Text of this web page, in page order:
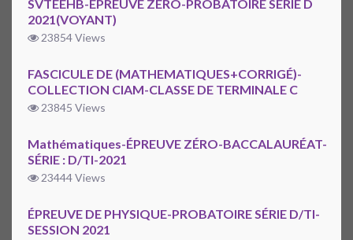
SVTEEHB-ÉPREUVE ZÉRO-PROBATOIRE SÉRIE D
2021(VOYANT)
23854 Views
FASCICULE DE (MATHEMATIQUES+CORRIGÉ)-
COLLECTION CIAM-CLASSE DE TERMINALE C
23845 Views
Mathématiques-ÉPREUVE ZÉRO-BACCALAURÉAT-
SÉRIE : D/TI-2021
23444 Views
ÉPREUVE DE PHYSIQUE-PROBATOIRE SÉRIE D/TI-
SESSION 2021